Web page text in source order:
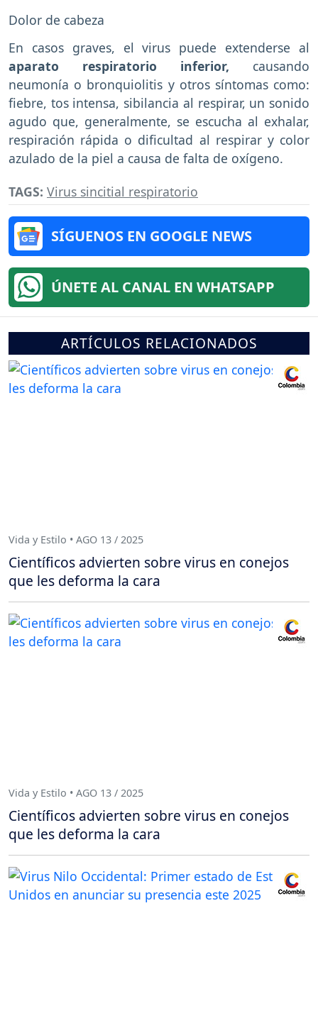
Dolor de cabeza
En casos graves, el virus puede extenderse al
aparato respiratorio inferior, causando
neumonía o bronquiolitis y otros síntomas como:
fiebre, tos intensa, sibilancia al respirar, un sonido
agudo que, generalmente, se escucha al exhalar,
respiración rápida o dificultad al respirar y color
azulado de la piel a causa de falta de oxígeno.
TAGS: Virus sincitial respiratorio
SÍGUENOS EN GOOGLE NEWS
ÚNETE AL CANAL EN WHATSAPP
ARTÍCULOS RELACIONADOS
Vida y Estilo • AGO 13 / 2025
Científicos advierten sobre virus en conejos
que les deforma la cara
Vida y Estilo • AGO 13 / 2025
Científicos advierten sobre virus en conejos
que les deforma la cara